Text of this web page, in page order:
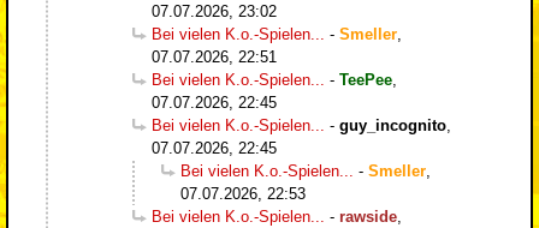
07.07.2026, 23:02
Bei vielen K.o.-Spielen...
- Smeller
07.07.2026, 22:51
Bei vielen K.o.-Spielen...
- TeePee
07.07.2026, 22:45
Bei vielen K.o.-Spielen...
- guy_incognito
07.07.2026, 22:45
Bei vielen K.o.-Spielen...
- Smeller
07.07.2026, 22:53
Bei vielen K.o.-Spielen...
- rawside